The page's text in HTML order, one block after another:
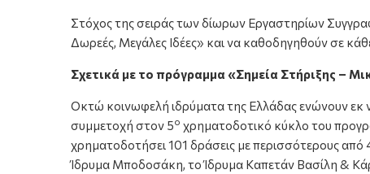
Στόχος της σειράς των δίωρων Εργαστηρίων
Δωρεές, Μεγάλες Ιδέες» και να καθοδηγηθούν σε
Σχετικά με το πρόγραμμα «Σημεία Στήριξης –
Οκτώ κοινωφελή ιδρύματα της Ελλάδας ενώνουν εκ
συμμετοχή στον 5ο χρηματοδοτικό κύκλο του
χρηματοδοτήσει 101 δράσεις με περισσότερους
Ίδρυμα Μποδοσάκη, το Ίδρυμα Καπετάν Βασίλη &